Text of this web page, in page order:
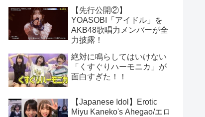
【先行公開②】
YOASOBI「アイドル」を
AKB48歌唱力メンバーが全
力披露！
絶対に鳴らしてはいけない
「くすぐりハーモニカ」が
面白すぎた！！
【Japanese Idol】Erotic
Miyu Kaneko's Ahegao/エロ